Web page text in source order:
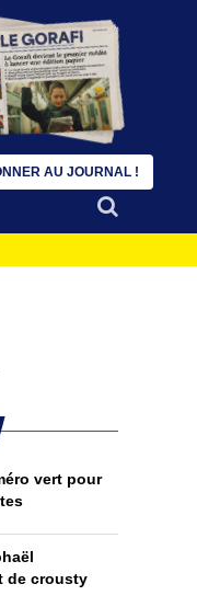
vert pour
de crousty
AU JOURNAL !